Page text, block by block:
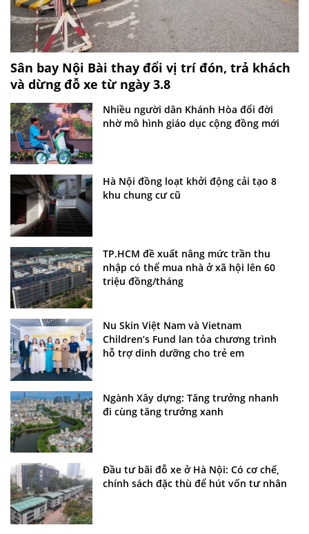
Sân bay Nội Bài thay đổi vị trí đón, trả khách
và dừng đỗ xe từ ngày 3.8
Nhiều người dân Khánh Hòa đổi đời
nhờ mô hình giáo dục cộng đồng mới
Hà Nội đồng loạt khởi động cải tạo 8
khu chung cư cũ
TP.HCM đề xuất nâng mức trần thu
nhập có thể mua nhà ở xã hội lên 60
triệu đồng/tháng
Nu Skin Việt Nam và Vietnam
Children’s Fund lan tỏa chương trình
hỗ trợ dinh dưỡng cho trẻ em
Ngành Xây dựng: Tăng trưởng nhanh
đi cùng tăng trưởng xanh
Đầu tư bãi đỗ xe ở Hà Nội: Có cơ chế,
chính sách đặc thù để hút vốn tư nhân